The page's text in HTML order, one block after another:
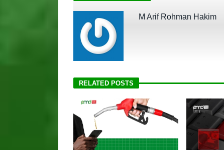
M Arif Rohman Hakim
RELATED POSTS